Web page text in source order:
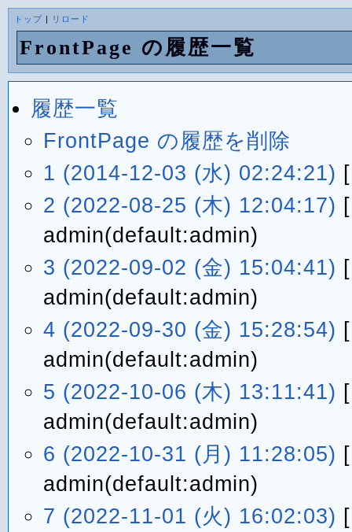
トップ| リロード
FrontPage の履歴一覧
履歴一覧
FrontPage の履歴を削除
1 (2014-12-03 (水) 02:24:21)
2 (2022-08-25 (木) 12:04:17)
admin(default:admin)
3 (2022-09-02 (金) 15:04:41)
admin(default:admin)
4 (2022-09-30 (金) 15:28:54)
admin(default:admin)
5 (2022-10-06 (木) 13:11:41)
admin(default:admin)
6 (2022-10-31 (月) 11:28:05)
admin(default:admin)
7 (2022-11-01 (火) 16:02:03)